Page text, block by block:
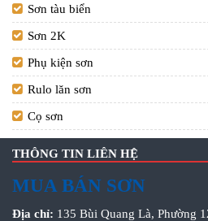
Sơn tàu biển
Sơn 2K
Phụ kiện sơn
Rulo lăn sơn
Cọ sơn
THÔNG TIN LIÊN HỆ
MUA BÁN SƠN
Địa chỉ: 135 Bùi Quang Là, Phường